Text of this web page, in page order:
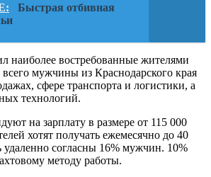
Быстрая отбивная
наиболее востребованные жителями
мужчины из Краснодарского края
сфере транспорта и логистики, а
технологий.
на зарплату в размере от 115 000
хотят получать ежемесячно до 40
удаленно согласны 16% мужчин. 10%
методу работы.